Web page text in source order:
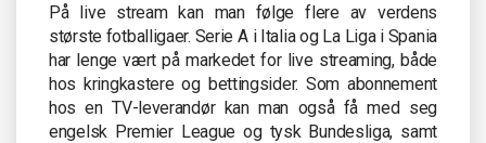
På live stream kan man følge flere av verdens
største fotballigaer. Serie A i Italia og La Liga i Spania
har lenge vært på markedet for live streaming, både
hos kringkastere og bettingsider. Som abonnement
hos en TV-leverandør kan man også få med seg
engelsk Premier League og tysk Bundesliga, samt